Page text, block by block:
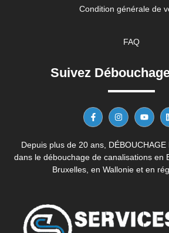
Condition générale de
FAQ
Suivez
Depuis plus de 20 ans,
dans le débouchage de canalisations en
Bruxelles, en Wallonie et en